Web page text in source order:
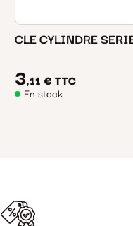
CLE CYLINDRE
3,11 € TTC
En stock